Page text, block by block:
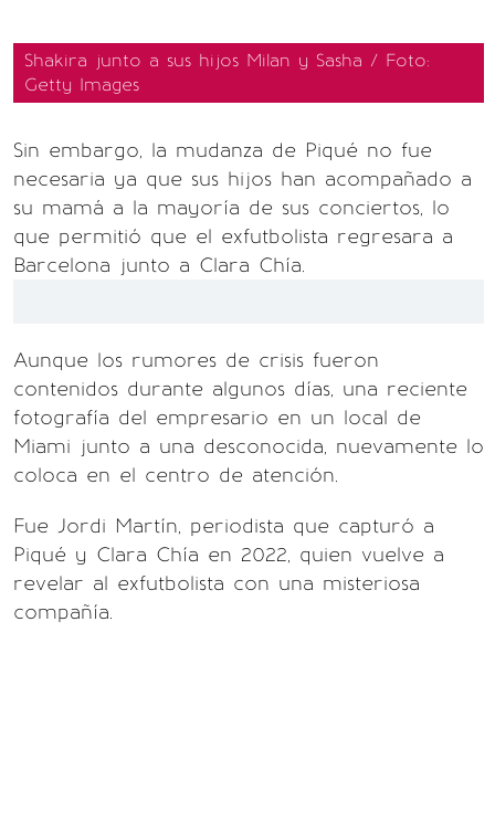
Shakira junto a sus hijos Milan y Sasha / Foto:
Getty Images
Sin embargo, la mudanza de Piqué no fue
necesaria ya que sus hijos han acompañado a
su mamá a la mayoría de sus conciertos, lo
que permitió que el exfutbolista regresara a
Barcelona junto a Clara Chía.
Aunque los rumores de crisis fueron
contenidos durante algunos días, una reciente
fotografía del empresario en un local de
Miami junto a una desconocida, nuevamente lo
coloca en el centro de atención.
Fue Jordi Martín, periodista que capturó a
Piqué y Clara Chía en 2022, quien vuelve a
revelar al exfutbolista con una misteriosa
compañía.